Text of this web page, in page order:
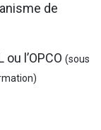
de
l’OPCO (sous